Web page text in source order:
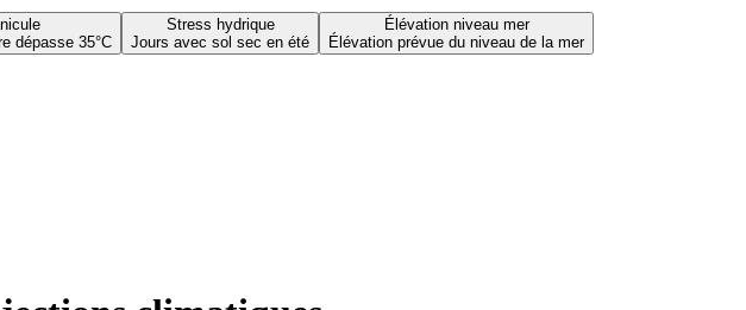
dépasse 35°C
Stress hydrique
Jours avec sol sec en été
Élévation niveau mer
Élévation prévue du niveau de la mer